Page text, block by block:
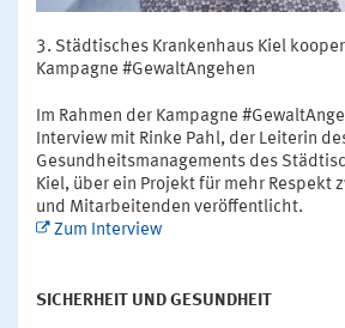
Städtisches Krankenhaus Kiel
Kampagne #GewaltAngehen
Im Rahmen der Kampagne
Interview mit Rinke Pahl, der Leiterin
Gesundheitsmanagements des
Kiel, über ein Projekt für mehr Respekt
und Mitarbeitenden veröffentlicht.
Zum Interview
SICHERHEIT UND GESUNDHEIT